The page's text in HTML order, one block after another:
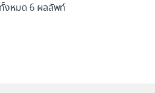
งหมด 6 ผลลัพท์